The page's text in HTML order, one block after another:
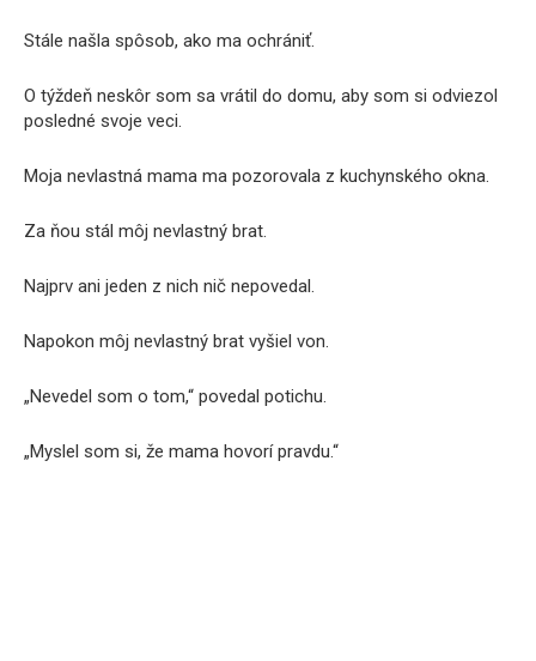
Stále našla spôsob, ako ma ochrániť.
O týždeň neskôr som sa vrátil do domu, aby som si odviezol
posledné svoje veci.
Moja nevlastná mama ma pozorovala z kuchynského okna.
Za ňou stál môj nevlastný brat.
Najprv ani jeden z nich nič nepovedal.
Napokon môj nevlastný brat vyšiel von.
„Nevedel som o tom,“ povedal potichu.
„Myslel som si, že mama hovorí pravdu.“